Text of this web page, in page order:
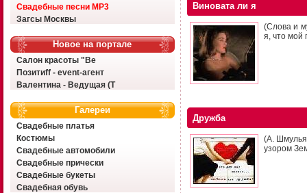
Свадебные песни MP3
Загсы Москвы
Новое на портале
Салон красоты "Ве
Позитиff - event-агент
Валентина - Ведущая (Т
Галереи
Свадебные платья
Костюмы
Свадебные автомобили
Свадебные прически
Свадебные букеты
Свадебная обувь
Виновата ли я
(Слова и
я, что мой
Дружба
(А.
узором